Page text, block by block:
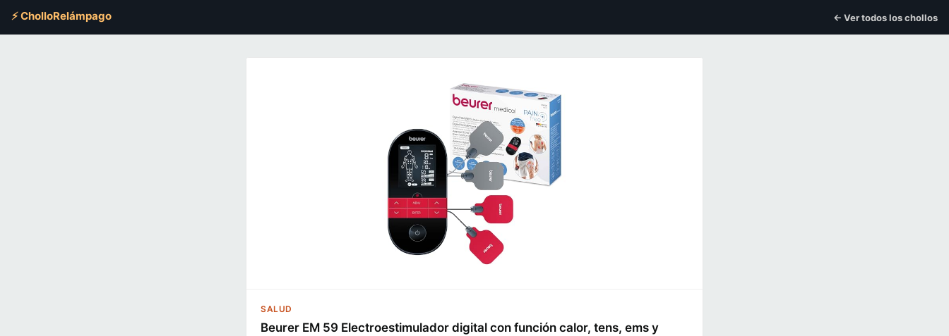
⚡ CholloRelámpago ← Ver todos los chollos
SALUD
Beurer EM 59 Electroestimulador digital con función calor, tens, ems y